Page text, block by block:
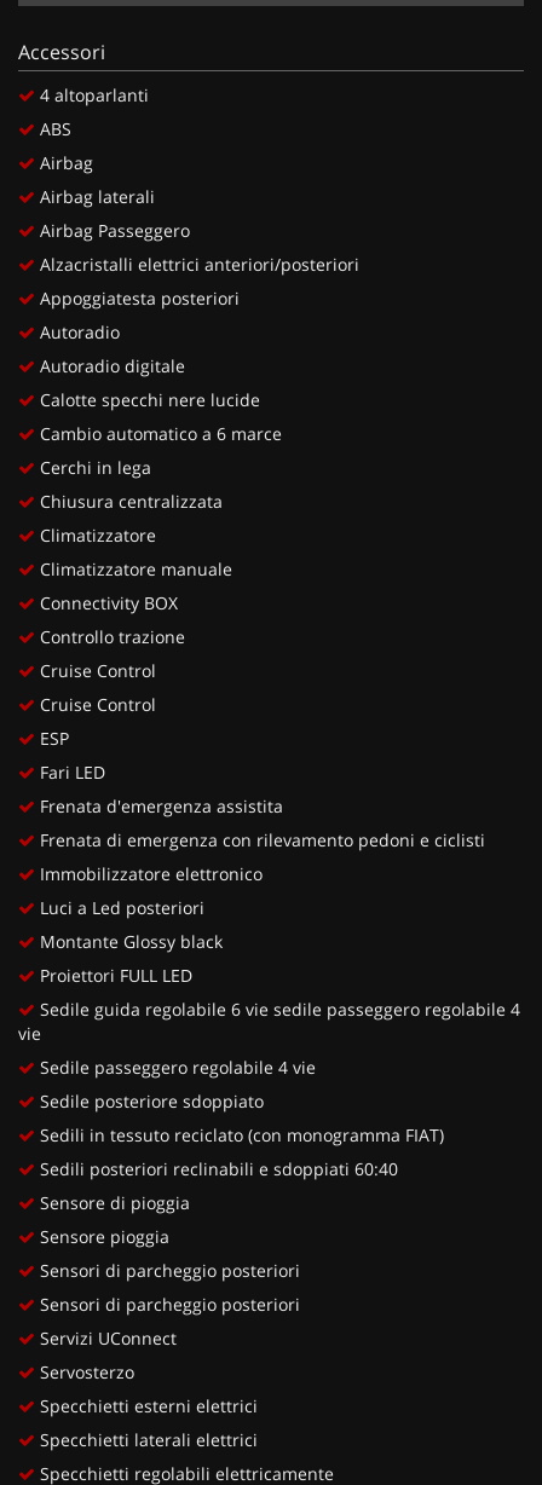
Accessori
4 altoparlanti
ABS
Airbag
Airbag laterali
Airbag Passeggero
Alzacristalli elettrici anteriori/posteriori
Appoggiatesta posteriori
Autoradio
Autoradio digitale
Calotte specchi nere lucide
Cambio automatico a 6 marce
Cerchi in lega
Chiusura centralizzata
Climatizzatore
Climatizzatore manuale
Connectivity BOX
Controllo trazione
Cruise Control
Cruise Control
ESP
Fari LED
Frenata d'emergenza assistita
Frenata di emergenza con rilevamento pedoni e ciclisti
Immobilizzatore elettronico
Luci a Led posteriori
Montante Glossy black
Proiettori FULL LED
Sedile guida regolabile 6 vie sedile passeggero regolabile 4
vie
Sedile passeggero regolabile 4 vie
Sedile posteriore sdoppiato
Sedili in tessuto reciclato (con monogramma FIAT)
Sedili posteriori reclinabili e sdoppiati 60:40
Sensore di pioggia
Sensore pioggia
Sensori di parcheggio posteriori
Sensori di parcheggio posteriori
Servizi UConnect
Servosterzo
Specchietti esterni elettrici
Specchietti laterali elettrici
Specchietti regolabili elettricamente